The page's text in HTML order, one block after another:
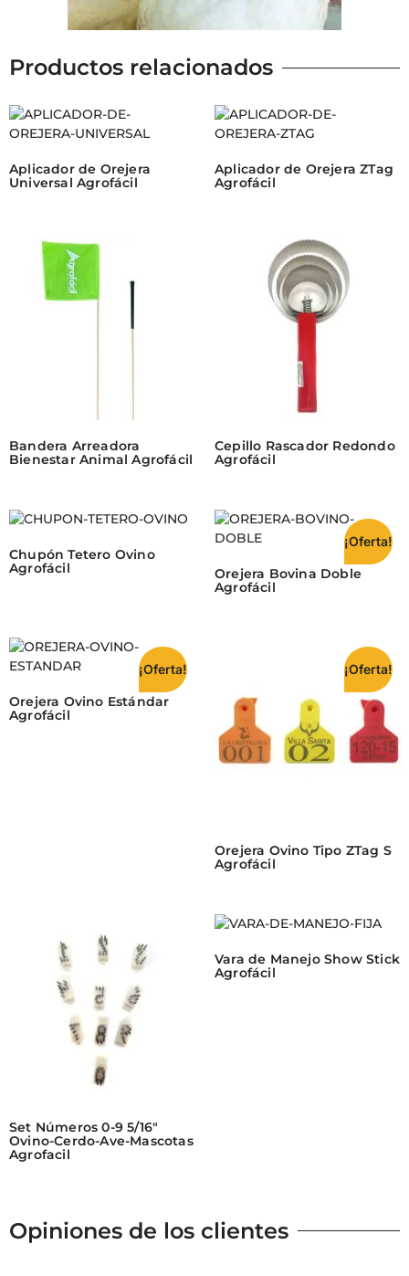
Productos relacionados
Aplicador de Orejera
Universal Agrofácil
Aplicador de Orejera ZTag
Agrofácil
Bandera Arreadora
Bienestar Animal Agrofácil
Cepillo Rascador Redondo
Agrofácil
Chupón Tetero Ovino
Agrofácil
¡Oferta!
Orejera Bovina Doble
Agrofácil
¡Oferta!
Orejera Ovino Estándar
Agrofácil
¡Oferta!
Orejera Ovino Tipo ZTag S
Agrofácil
Set Números 0-9 5/16″
Ovino-Cerdo-Ave-Mascotas
Agrofacil
Vara de Manejo Show Stick
Agrofácil
Opiniones de los clientes